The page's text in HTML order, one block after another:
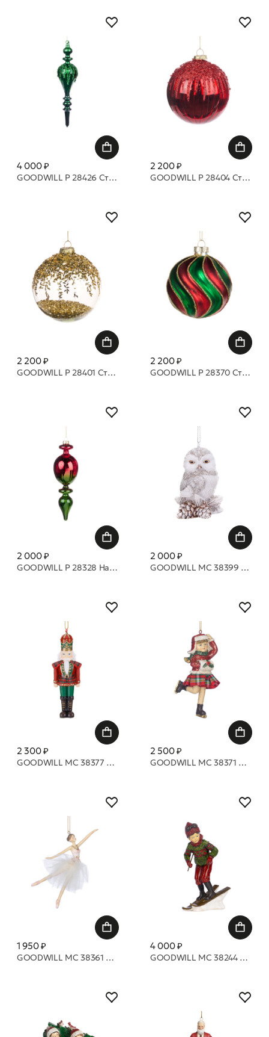
4 000 ₽
GOODWILL P 28426 Стеклянные фигуры 26 см
2 200 ₽
GOODWILL P 28404 Стеклянные шары, наполненные бусинами и покрытые блестками 10 см
2 200 ₽
GOODWILL P 28401 Стеклянный шар, наполненный бусинами и покрытый фольгой 10 см
2 200 ₽
GOODWILL P 28370 Cтеклянные шары с 3д полосками 8 см
2 000 ₽
GOODWILL P 28328 Набор из 3х Стеклянных фигур с градиентом 15/18/21 см
2 000 ₽
GOODWILL MC 38399 Сова на сосновой шишке 7,5 см
2 300 ₽
GOODWILL MC 38377 Щелкунчик 10 см
2 500 ₽
GOODWILL MC 38371 Девочки на коньках 12 см
1 950 ₽
GOODWILL MC 38361 Балерина, в юбкке цветочке из тюля 16 см
4 000 ₽
GOODWILL MC 38244 Мальчик и девочка, катающиеся на лыжах 19,5 см